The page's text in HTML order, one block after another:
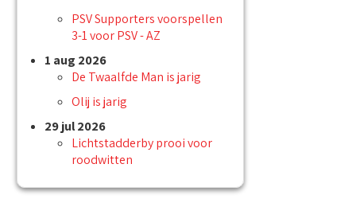
PSV Supporters voorspellen
3-1 voor PSV - AZ
1 aug 2026
De Twaalfde Man is jarig
Olij is jarig
29 jul 2026
Lichtstadderby prooi voor
roodwitten